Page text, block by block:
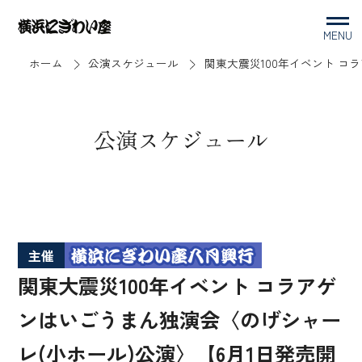
MENU
ホーム
公演スケジュール 関東大震災100年イベント コ
公演スケジュール
主催
関東大震災100年イベント コラアゲ
ンはいごうまん独演会〈のげシャー
レ(小ホール)公演〉【6月1日発売開